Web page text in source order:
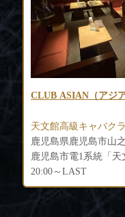
ALVA（アルバ）
天文館高級キャバクラ
鹿児島市電「天文館
20:30～LAST